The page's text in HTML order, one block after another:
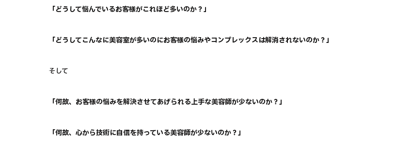
「どうして悩んでいるお客様がこれほど多いのか？」
「どうしてこんなに美容室が多いのにお客様の悩みやコンプレックスは解消されないのか？」
そして
「何故、お客様の悩みを解決させてあげられる上手な美容師が少ないのか？」
「何故、心から技術に自信を持っている美容師が少ないのか？」